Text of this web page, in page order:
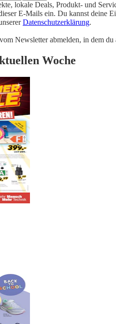
lokale Deals, Produkt- und
E-Mails ein. Du kannst deine
Datenschutzerklärung.
Newsletter abmelden, in dem
Woche